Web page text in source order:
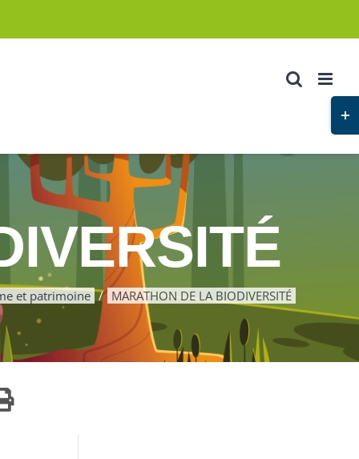
et patrimoine MARATHON DE LA BIODIVERSITÉ
de
la